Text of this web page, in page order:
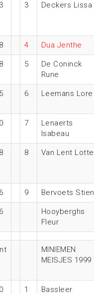
3 Deckers Lissa
4 Dua Jenthe
5
De Coninck
Rune
6 Leemans Lore
7
Lenaerts
Isabeau
8 Van Lent Lotte
9 Bervoets Stien
Hooyberghs
Fleur
MINIEMEN
MEISJES 1999
1 Bassleer